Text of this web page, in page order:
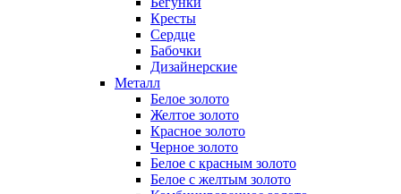
Кресты
Сердце
Бабочки
Дизайнерские
Металл
Белое золото
Желтое золото
Красное золото
Черное золото
Белое с красным золото
Белое с желтым золото